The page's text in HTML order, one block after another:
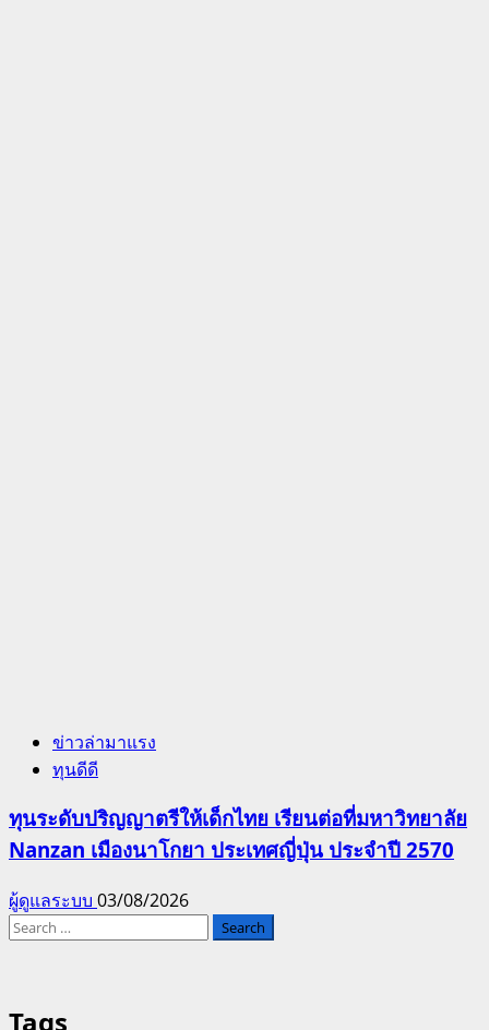
ข่าวล่ามาแรง
ทุนดีดี
ทุนระดับปริญญาตรีให้เด็กไทย เรียนต่อที่มหาวิทยาลัย
Nanzan เมืองนาโกยา ประเทศญี่ปุ่น ประจำปี 2570
ผู้ดูแลระบบ 03/08/2026
Search
Tags